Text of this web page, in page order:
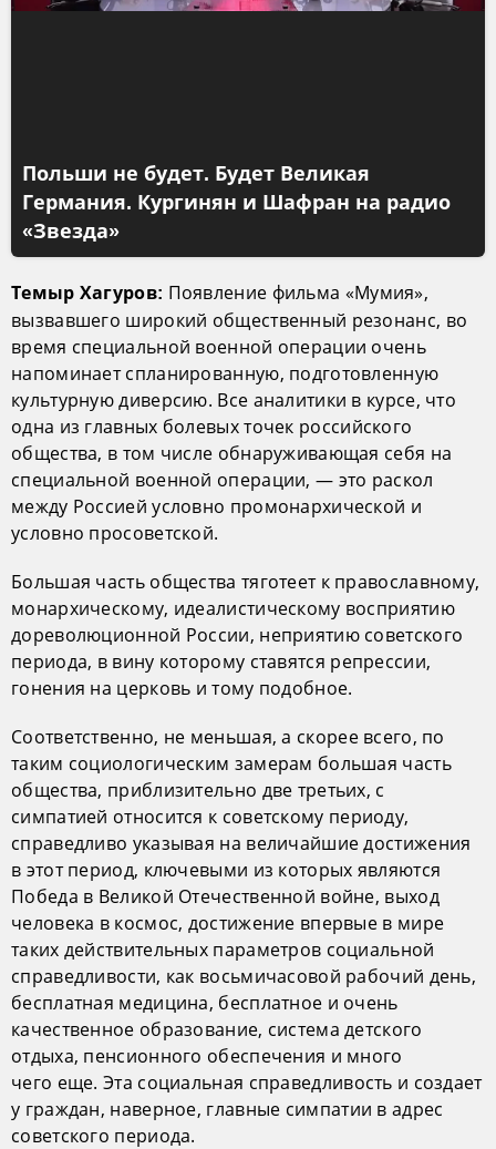
Польши не будет. Будет Великая
Германия. Кургинян и Шафран на радио
«Звезда»
Темыр Хагуров: Появление фильма «Мумия»,
вызвавшего широкий общественный резонанс, во
время специальной военной операции очень
напоминает спланированную, подготовленную
культурную диверсию. Все аналитики в курсе, что
одна из главных болевых точек российского
общества, в том числе обнаруживающая себя на
специальной военной операции, — это раскол
между Россией условно промонархической и
условно просоветской.
Большая часть общества тяготеет к православному,
монархическому, идеалистическому восприятию
дореволюционной России, неприятию советского
периода, в вину которому ставятся репрессии,
гонения на церковь и тому подобное.
Соответственно, не меньшая, а скорее всего, по
таким социологическим замерам большая часть
общества, приблизительно две третьих, с
симпатией относится к советскому периоду,
справедливо указывая на величайшие достижения
в этот период, ключевыми из которых являются
Победа в Великой Отечественной войне, выход
человека в космос, достижение впервые в мире
таких действительных параметров социальной
справедливости, как восьмичасовой рабочий день,
бесплатная медицина, бесплатное и очень
качественное образование, система детского
отдыха, пенсионного обеспечения и много
чего еще. Эта социальная справедливость и создает
у граждан, наверное, главные симпатии в адрес
советского периода.